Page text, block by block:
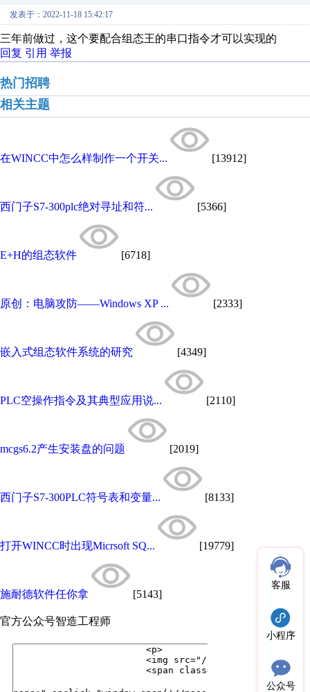
发表于：2022-11-18 15:42:17
三年前做过，这个要配合组态王的串口指令才可以实现的
回复 引用 举报
热门招聘
相关主题
在WINCC中怎么样制作一个开关... [13912]
西门子S7-300plc绝对寻址和符... [5366]
E+H的组态软件 [6718]
原创：电脑攻防——Windows XP ... [2333]
嵌入式组态软件系统的研究 [4349]
PLC空操作指令及其典型应用说... [2110]
mcgs6.2产生安装盘的问题 [2019]
西门子S7-300PLC符号表和变量... [8133]
打开WINCC时出现Micrsoft SQ... [19779]
施耐德软件任你拿 [5143]
官方公众号智造工程师
客服
小程序
公众号